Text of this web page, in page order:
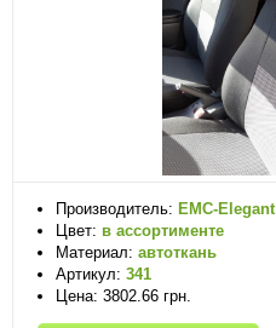
Производитель: EMC-Elegant
Цвет: в ассортименте
Материал: автоткань
Артикул: 341
Цена: 3802.66 грн.